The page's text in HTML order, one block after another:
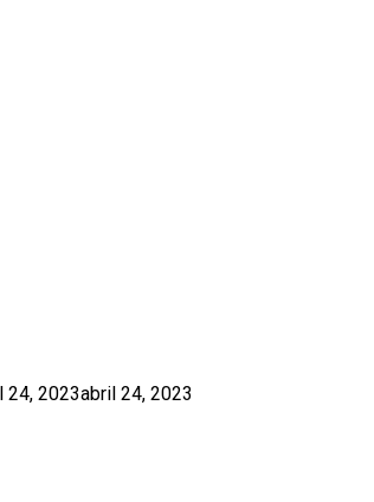
24, 2023abril 24, 2023